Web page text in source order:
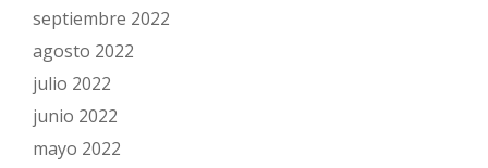
septiembre 2022
agosto 2022
julio 2022
junio 2022
mayo 2022